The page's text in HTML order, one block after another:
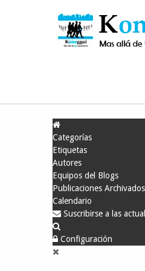
Categorías
Etiquetas
Autores
Equipos del Blogs
Publicaciones Archivados
Calendario
Suscribirse a las
Configuración